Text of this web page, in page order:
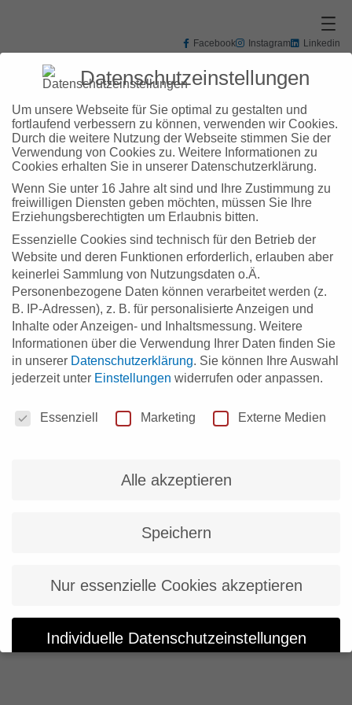
Facebook Instagram Linkedin
+49 7031 3048102 info@zd-bb.de
Schlagwort:
Arbeitsagentur
Datenschutzeinstellungen
Um unsere Webseite für Sie optimal zu gestalten und
fortlaufend verbessern zu können, verwenden wir Cookies.
Durch die weitere Nutzung der Webseite stimmen Sie der
Verwendung von Cookies zu. Weitere Informationen zu
Cookies erhalten Sie in unserer Datenschutzerklärung.
Wenn Sie unter 16 Jahre alt sind und Ihre Zustimmung zu
freiwilligen Diensten geben möchten, müssen Sie Ihre
Erziehungsberechtigten um Erlaubnis bitten.
Essenzielle Cookies sind technisch für den Betrieb der
Website und deren Funktionen erforderlich, erlauben aber
keinerlei Sammlung von Nutzungsdaten o.Ä.
Personenbezogene Daten können verarbeitet werden (z.
B. IP-Adressen), z. B. für personalisierte Anzeigen und
Inhalte oder Anzeigen- und Inhaltsmessung. Weitere
Informationen über die Verwendung Ihrer Daten finden Sie
in unserer Datenschutzerklärung. Sie können Ihre Auswahl
jederzeit unter Einstellungen widerrufen oder anpassen.
Essenziell
Marketing Externe Medien
Alle akzeptieren
Speichern
Nur essenzielle Cookies akzeptieren
Individuelle Datenschutzeinstellungen